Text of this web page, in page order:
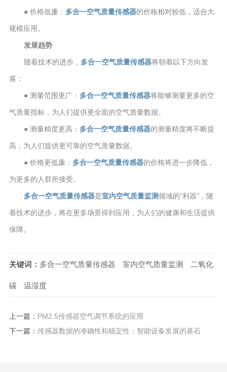
● 价格低廉： 多合一空气质量传感器的价格相对较低，适合大
规模应用。
发展趋势
随着技术的进步， 多合一空气质量传感器将朝着以下方向发
展：
● 测量范围更广： 多合一空气质量传感器将能够测量更多的空
气质量指标，为人们提供更全面的空气质量数据。
● 测量精度更高： 多合一空气质量传感器的测量精度将不断提
高，为人们提供更可靠的空气质量数据。
● 价格更低廉： 多合一空气质量传感器的价格将进一步降低，
为更多的人群所接受。
多合一空气质量传感器是室内空气质量监测领域的“利器”，随
着技术的进步，将在更多场景得到应用，为人们的健康和生活提供
保障。
关键词： 多合一空气质量传感器 室内空气质量监测 二氧化
碳 温湿度
上一篇： PM2.5传感器空气调节系统的应用
下一篇： 传感器数据的准确性和稳定性：智能设备发展的基石